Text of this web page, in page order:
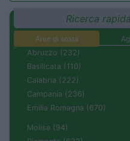
Ricerca
Aree di sosta
Abruzzo (232)
Basilicata (110)
Calabria (222)
Campania (236)
Emilia Romagna (670)
Molise (94)